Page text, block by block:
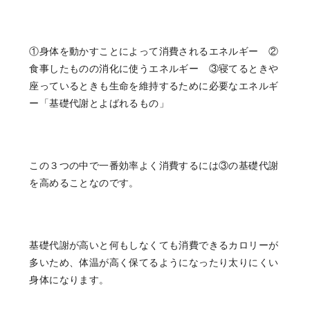
①身体を動かすことによって消費されるエネルギー ②
食事したものの消化に使うエネルギー ③寝てるときや
座っているときも生命を維持するために必要なエネルギ
ー「基礎代謝とよばれるもの」
この３つの中で一番効率よく消費するには③の基礎代謝
を高めることなのです。
基礎代謝が高いと何もしなくても消費できるカロリーが
多いため、体温が高く保てるようになったり太りにくい
身体になります。